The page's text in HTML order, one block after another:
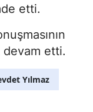
etti.
devam etti.
Yılmaz